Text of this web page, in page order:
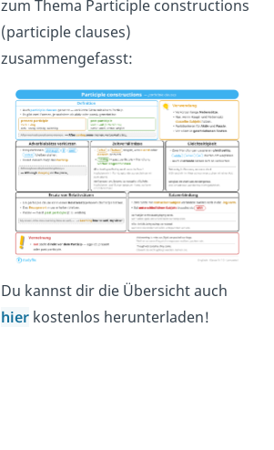
zum Thema Participle constructions
(participle clauses)
zusammengefasst:
Du kannst dir die Übersicht auch
hierkostenlos herunterladen!